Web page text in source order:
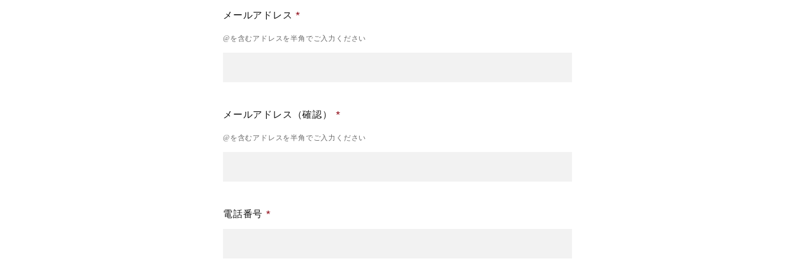
メールアドレス
@を含むアドレスを半角でご入力ください
メールアドレス（確認）
@を含むアドレスを半角でご入力ください
電話番号